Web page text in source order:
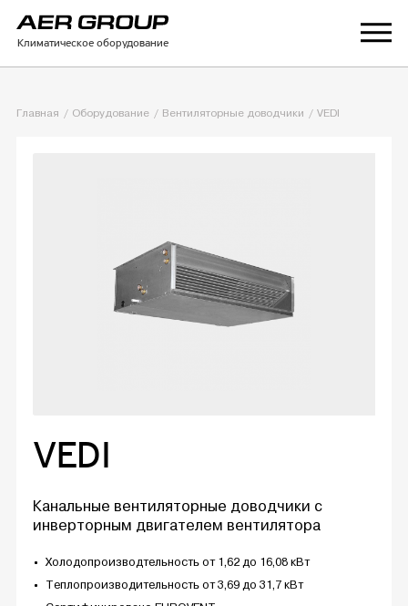
Климатическое оборудование
Главная Оборудование Вентиляторные доводчики VEDI
VEDI
Канальные вентиляторные доводчики с
инверторным двигателем вентилятора
Холодопроизводтельность от 1,62 до 16,08 кВт
Теплопроизводительность от 3,69 до 31,7 кВт